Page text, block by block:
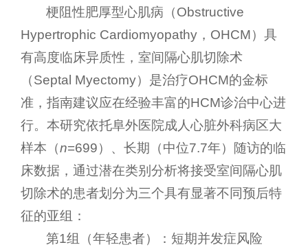
梗阻性肥厚型心肌病（Obstructive
Hypertrophic Cardiomyopathy，OHCM）具
有高度临床异质性，室间隔心肌切除术
（Septal Myectomy）是治疗OHCM的金标
准，指南建议应在经验丰富的HCM诊治中心进
行。本研究依托阜外医院成人心脏外科病区大
样本（n=699）、长期（中位7.7年）随访的临
床数据，通过潜在类别分析将接受室间隔心肌
切除术的患者划分为三个具有显著不同预后特
征的亚组：
第1组（年轻患者）：短期并发症风险